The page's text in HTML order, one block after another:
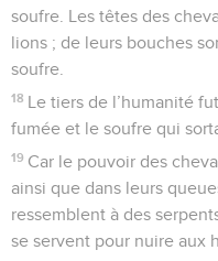
soufre. Les têtes des
lions ; de leurs bouches
soufre.
18 Le tiers de l’humanité
fumée et le soufre qui
19 Car le pouvoir des
ainsi que dans leurs
ressemblent à des
se servent pour nuire aux